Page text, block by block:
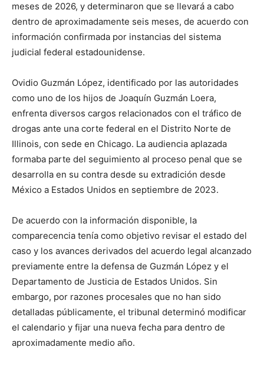
meses de 2026, y determinaron que se llevará a cabo
dentro de aproximadamente seis meses, de acuerdo con
información confirmada por instancias del sistema
judicial federal estadounidense.
Ovidio Guzmán López, identificado por las autoridades
como uno de los hijos de Joaquín Guzmán Loera,
enfrenta diversos cargos relacionados con el tráfico de
drogas ante una corte federal en el Distrito Norte de
Illinois, con sede en Chicago. La audiencia aplazada
formaba parte del seguimiento al proceso penal que se
desarrolla en su contra desde su extradición desde
México a Estados Unidos en septiembre de 2023.
De acuerdo con la información disponible, la
comparecencia tenía como objetivo revisar el estado del
caso y los avances derivados del acuerdo legal alcanzado
previamente entre la defensa de Guzmán López y el
Departamento de Justicia de Estados Unidos. Sin
embargo, por razones procesales que no han sido
detalladas públicamente, el tribunal determinó modificar
el calendario y fijar una nueva fecha para dentro de
aproximadamente medio año.